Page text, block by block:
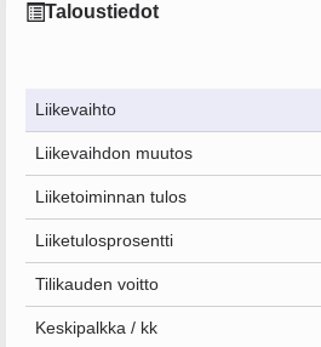
Taloustiedot
Liikevaihto
Liikevaihdon muutos
Liiketoiminnan tulos
Liiketulosprosentti
Tilikauden voitto
Keskipalkka / kk